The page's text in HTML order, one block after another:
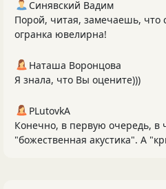
Синявский Вадим
Порой, читая, замечаешь, что
огранка ювелирна!
Наташа Воронцова
Я знала, что Вы оцените)))
PLutоvkА
Конечно, в первую очередь, в
"божественная акустика". А